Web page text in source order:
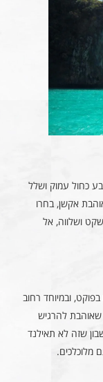
כחול עמוק ושלל
אקשן, בחרו
ושלווה, אל
ובמיוחד רחוב
להרגיש
שזה לא תאילנד
מלוכלכים.